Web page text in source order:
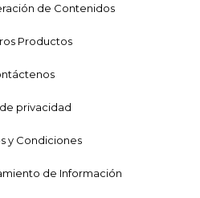
de Contenidos
Productos
privacidad
y Condiciones
de Información